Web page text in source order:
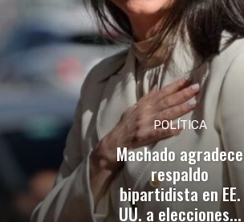
POLÍTICA
Machado agradece
respaldo
bipartidista en EE.
UU. a elecciones...